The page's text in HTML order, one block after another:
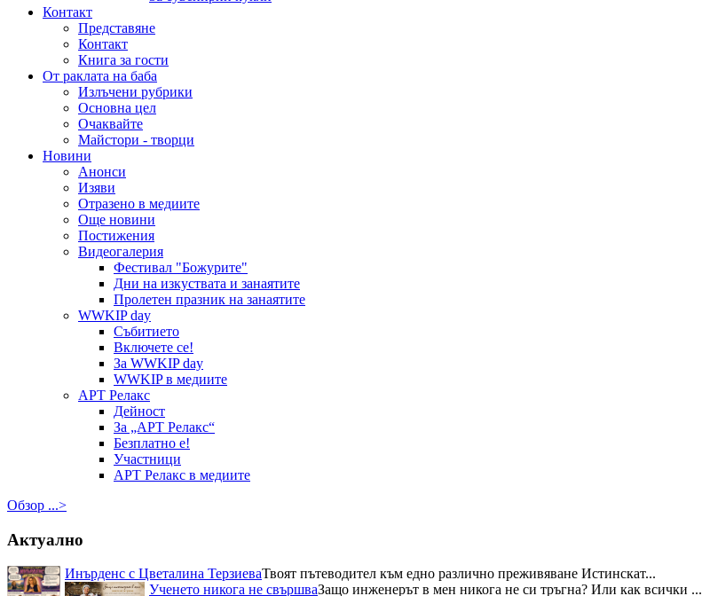
Контакт
Представяне
Контакт
Книга за гости
От раклата на баба
Излъчени рубрики
Основна цел
Очаквайте
Майстори - творци
Новини
Анонси
Изяви
Отразено в медиите
Още новини
Постижения
Видеогалерия
Фестивал "Божурите"
Дни на изкуствата и занаятите
Пролетен празник на занаятите
WWKIP day
Събитието
Включете се!
За WWKIP day
WWKIP в медиите
АРТ Релакс
Дейност
За „АРТ Релакс“
Безплатно е!
Участници
АРТ Релакс в медиите
Обзор ...>
Актуално
Инърденс с Цветалина ТерзиеваТвоят пътеводител към едно различно преживяване Истинскат...
Ученето никога не свършваЗащо инженерът в мен никога не си тръгна? Или как всички ...